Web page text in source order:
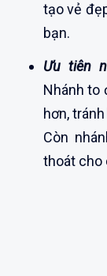
tạo vẻ
bạn.
Ưu tiên
Nhánh to
hơn,
Còn
thoát cho